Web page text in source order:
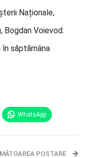
Naționale,
Bogdan Voievod.
săptămâna
WhatsApp
POSTARE